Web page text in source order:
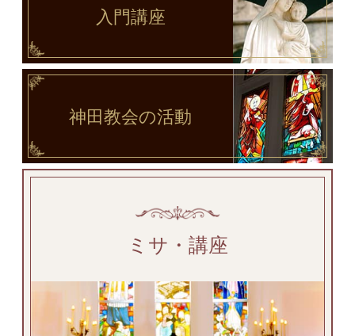
入門講座
神田教会の活動
ミサ・講座